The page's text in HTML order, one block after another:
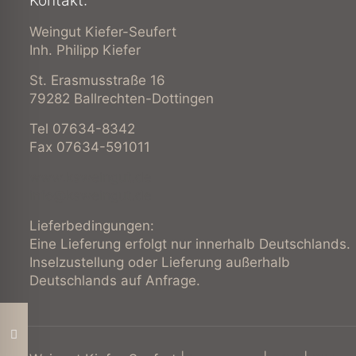
Weingut Kiefer-Seufert
Inh. Philipp Kiefer
St. Erasmusstraße 16
79282 Ballrechten-Dottingen
Tel 07634-8342
Fax 07634-591011
Lieferbedingungen:
Eine Lieferung erfolgt nur innerhalb Deutschlands.
Inselzustellung oder Lieferung außerhalb
Deutschlands auf Anfrage.